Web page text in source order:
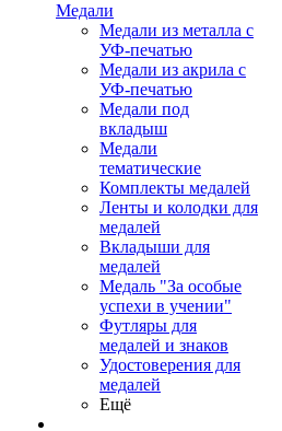
Медали
Медали из металла с
УФ-печатью
Медали из акрила с
УФ-печатью
Медали под
вкладыш
Медали
тематические
Комплекты медалей
Ленты и колодки для
медалей
Вкладыши для
медалей
Медаль "За особые
успехи в учении"
Футляры для
медалей и знаков
Удостоверения для
медалей
Ещё